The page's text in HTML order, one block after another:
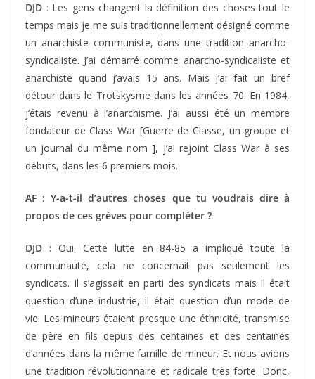
DJD : Les gens changent la définition des choses tout le
temps mais je me suis traditionnellement désigné comme
un anarchiste communiste, dans une tradition anarcho-
syndicaliste. J’ai démarré comme anarcho-syndicaliste et
anarchiste quand j’avais 15 ans. Mais j’ai fait un bref
détour dans le Trotskysme dans les années 70. En 1984,
j’étais revenu à l’anarchisme. J’ai aussi été un membre
fondateur de Class War [Guerre de Classe, un groupe et
un journal du même nom ], j’ai rejoint Class War à ses
débuts, dans les 6 premiers mois.
AF : Y-a-t-il d’autres choses que tu voudrais dire à
propos de ces grèves pour compléter ?
DJD : Oui. Cette lutte en 84-85 a impliqué toute la
communauté, cela ne concernait pas seulement les
syndicats. Il s’agissait en parti des syndicats mais il était
question d’une industrie, il était question d’un mode de
vie. Les mineurs étaient presque une éthnicité, transmise
de père en fils depuis des centaines et des centaines
d’années dans la même famille de mineur. Et nous avions
une tradition révolutionnaire et radicale très forte. Donc,